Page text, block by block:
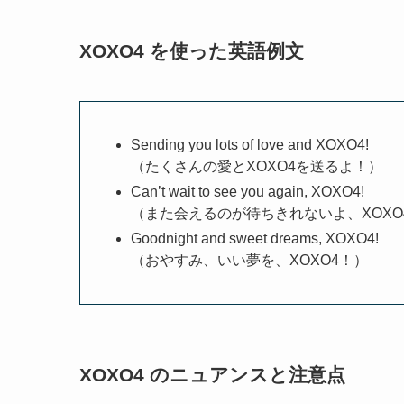
XOXO4 を使った英語例文
Sending you lots of love and XOXO4!
（たくさんの愛とXOXO4を送るよ！）
Can’t wait to see you again, XOXO4!
（また会えるのが待ちきれないよ、
Goodnight and sweet dreams, XOXO4!
（おやすみ、いい夢を、XOXO4！）
XOXO4 のニュアンスと注意点